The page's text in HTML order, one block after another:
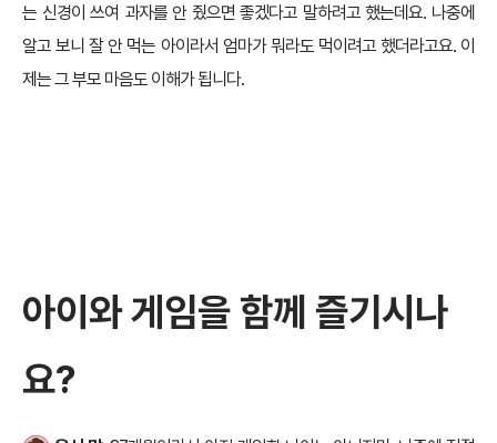
는 신경이 쓰여 과자를 안 줬으면 좋겠다고 말하려고 했는데요. 나중에
알고 보니 잘 안 먹는 아이라서 엄마가 뭐라도 먹이려고 했더라고요. 이
제는 그 부모 마음도 이해가 됩니다.
아이와 게임을 함께 즐기시나
요?